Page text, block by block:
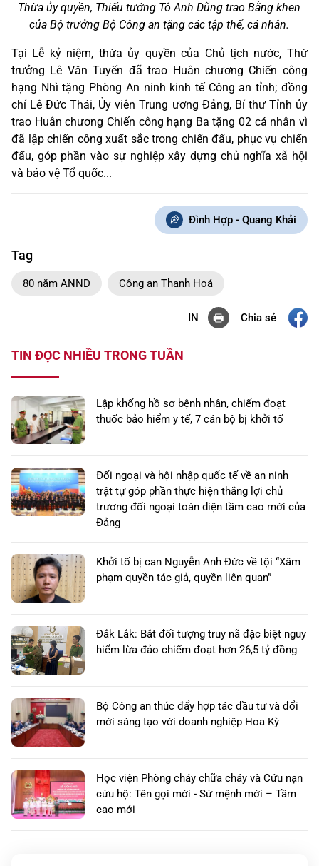
Thừa ủy quyền, Thiếu tướng Tô Anh Dũng trao Bằng khen
của Bộ trưởng Bộ Công an tặng các tập thể, cá nhân.
Tại Lễ kỷ niệm, thừa ủy quyền của Chủ tịch nước, Thứ
trưởng Lê Văn Tuyến đã trao Huân chương Chiến công
hạng Nhì tặng Phòng An ninh kinh tế Công an tỉnh; đồng
chí Lê Đức Thái, Ủy viên Trung ương Đảng, Bí thư Tỉnh ủy
trao Huân chương Chiến công hạng Ba tặng 02 cá nhân vì
đã lập chiến công xuất sắc trong chiến đấu, phục vụ chiến
đấu, góp phần vào sự nghiệp xây dựng chủ nghĩa xã hội
và bảo vệ Tổ quốc...
Đình Hợp - Quang Khải
Tag
80 năm ANND Công an Thanh Hoá
IN Chia sẻ
TIN ĐỌC NHIỀU TRONG TUẦN
Lập khống hồ sơ bệnh nhân, chiếm đoạt
thuốc bảo hiểm y tế, 7 cán bộ bị khởi tố
Đối ngoại và hội nhập quốc tế về an ninh
trật tự góp phần thực hiện thắng lợi chủ
trương đối ngoại toàn diện tầm cao mới của
Đảng
Khởi tố bị can Nguyễn Anh Đức về tội “Xâm
phạm quyền tác giả, quyền liên quan”
Đắk Lắk: Bắt đối tượng truy nã đặc biệt nguy
hiểm lừa đảo chiếm đoạt hơn 26,5 tỷ đồng
Bộ Công an thúc đẩy hợp tác đầu tư và đổi
mới sáng tạo với doanh nghiệp Hoa Kỳ
Học viện Phòng cháy chữa cháy và Cứu nạn
cứu hộ: Tên gọi mới - Sứ mệnh mới – Tầm
cao mới